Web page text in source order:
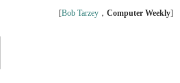
[Bob Tarzey ， Computer Weekly]